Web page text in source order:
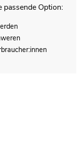
passende Option: